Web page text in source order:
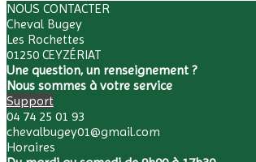
NOUS CONTACTER
Cheval Bugey
Les Rochettes
01250 CEYZÉRIAT
Une question, un renseignement ?
Nous sommes à votre service
Support
04 74 25 01 93
chevalbugey01@gmail.com
Horaires